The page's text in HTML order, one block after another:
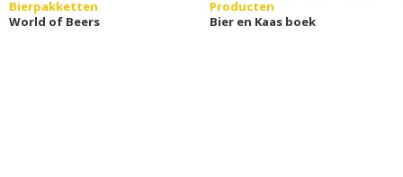
Bierpakketten
World of Beers
Producten
Bier en Kaas boek